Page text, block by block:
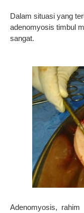
Dalam situasi yang
adenomyosis timbul
sangat.
Adenomyosis,